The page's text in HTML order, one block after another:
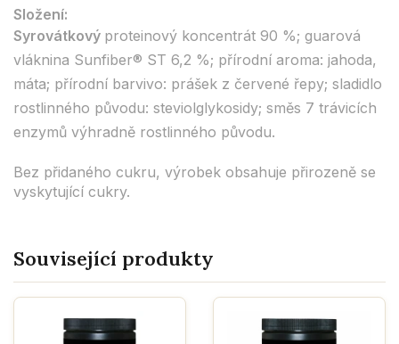
Složení:
Syrovátkový proteinový koncentrát 90 %; guarová
vláknina Sunfiber® ST 6,2 %; přírodní aroma: jahoda,
máta; přírodní barvivo: prášek z červené řepy; sladidlo
rostlinného původu: steviolglykosidy; směs 7 trávicích
enzymů výhradně rostlinného původu.
Bez přidaného cukru, výrobek obsahuje přirozeně se
vyskytující cukry.
Související produkty